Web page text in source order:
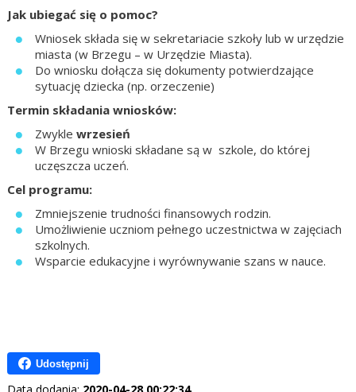
Jak ubiegać się o pomoc?
Wniosek składa się w sekretariacie szkoły lub w urzędzie
miasta (w Brzegu – w Urzędzie Miasta).
Do wniosku dołącza się dokumenty potwierdzające
sytuację dziecka (np. orzeczenie)
Termin składania wniosków:
Zwykle wrzesień
W Brzegu wnioski składane są w szkole, do której
uczęszcza uczeń.
Cel programu:
Zmniejszenie trudności finansowych rodzin.
Umożliwienie uczniom pełnego uczestnictwa w zajęciach
szkolnych.
Wsparcie edukacyjne i wyrównywanie szans w nauce.
Udostępnij